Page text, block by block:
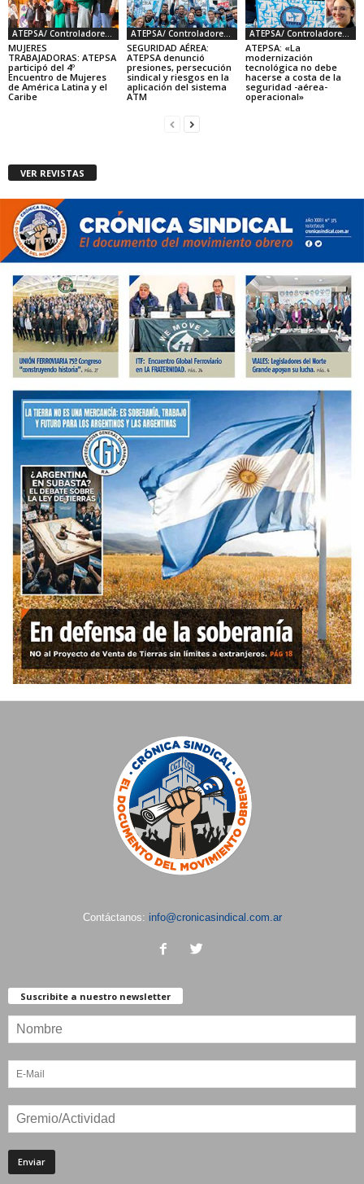
ATEPSA/ Controladores Aéreos
MUJERES
TRABAJADORAS: ATEPSA
participó del 4º
Encuentro de Mujeres
de América Latina y el
Caribe
ATEPSA/ Controladores Aéreos
SEGURIDAD AÉREA:
ATEPSA denunció
presiones, persecución
sindical y riesgos en la
aplicación del sistema
ATM
ATEPSA/ Controladores Aéreos
ATEPSA: «La
modernización
tecnológica no debe
hacerse a costa de la
seguridad -aérea-
operacional»
VER REVISTAS
Contáctanos: info@cronicasindical.com.ar
Suscribite a nuestro newsletter